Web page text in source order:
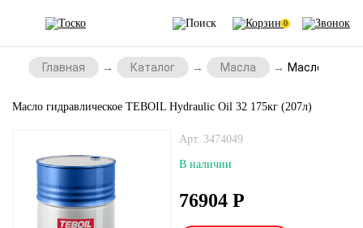
0
Главная Каталог Масла Масло
Масло гидравлическое TEBOIL Hydraulic Oil 32 175кг (207л)
Арт. 3474049
В наличии
76904 Р